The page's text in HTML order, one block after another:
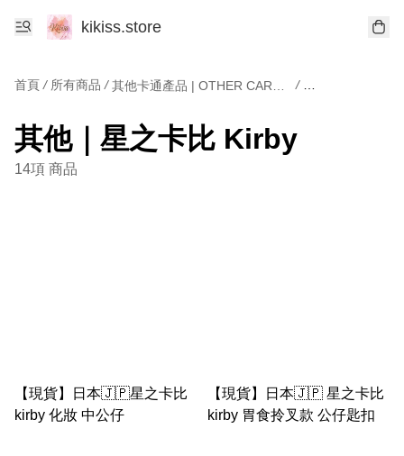
kikiss.store
首頁 / 所有商品 / / 其他｜星之卡比
其他｜星之卡比 Kirby
14項 商品
【現貨】日本🇯🇵星之卡比
kirby 化妝 中公仔
【現貨】日本🇯🇵 星之卡比
kirby 胃食拎叉款 公仔匙扣